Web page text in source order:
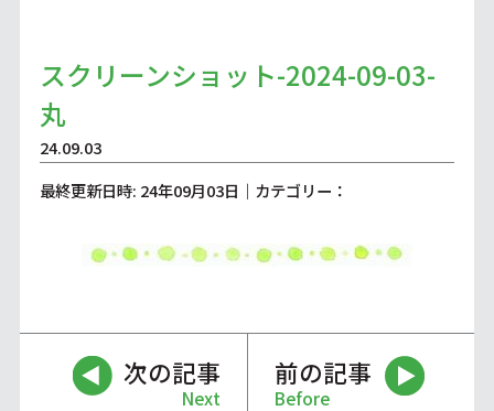
スクリーンショット-2024-09-03-
丸
24.09.03
最終更新日時: 24年09月03日｜カテゴリー：
次の記事
Next
前の記事
Before